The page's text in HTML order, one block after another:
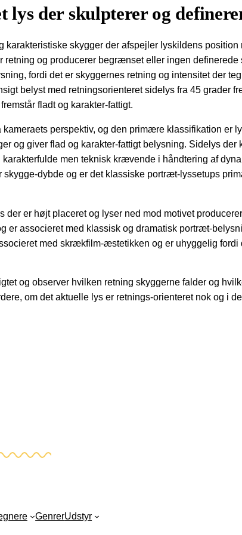
lys der skulpterer og
skygger der afspejler lyskildens position
og producerer begrænset eller ingen definerede
fordi det er skyggernes retning og intensitet der
belyst med retningsorienteret sidelys fra 45 grader
fladt og karakter-fattigt.
perspektiv, og den primære klassifikation er
og giver flad og karakter-fattigt belysning. Sidelys der
men teknisk krævende i håndtering af
dybde og er det klassiske portræt-lyssetups
er højt placeret og lyser ned mod motivet producerer
er associeret med klassisk og dramatisk portræt-
med skrækfilm-æstetikken og er uhyggelig
og observer hvilken retning skyggerne falder og
om det aktuelle lys er retnings-orienteret nok og i
GenrerUdstyr